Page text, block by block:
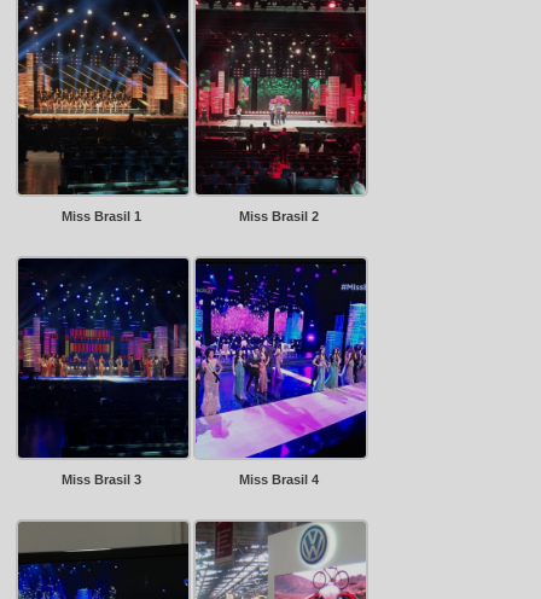
Miss Brasil 1 Miss Brasil 2
Miss Brasil 3 Miss Brasil 4